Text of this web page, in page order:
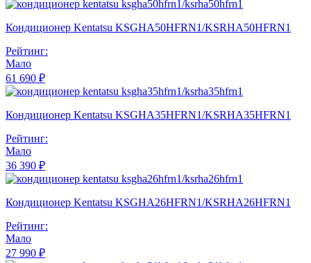
Кондиционер Kentatsu KSGHA50HFRN1/KSRHA50HFRN1
Рейтинг:
Мало
61 690 ₽
Кондиционер Kentatsu KSGHA35HFRN1/KSRHA35HFRN1
Рейтинг:
Мало
36 390 ₽
Кондиционер Kentatsu KSGHA26HFRN1/KSRHA26HFRN1
Рейтинг:
Мало
27 990 ₽